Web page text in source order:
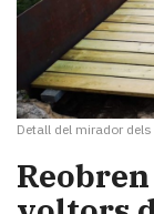
Detall del mirador